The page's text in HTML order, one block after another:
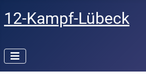
12-Kampf-Lübeck